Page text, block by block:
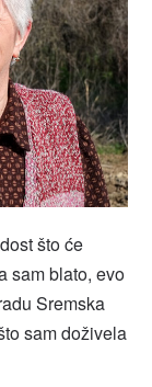
što će
sam blato, evo
Sremska
sam doživela